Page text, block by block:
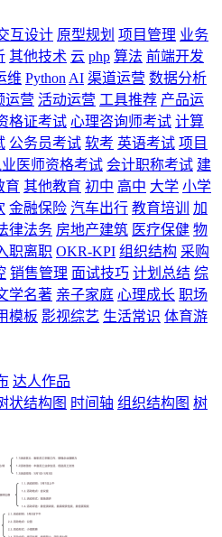
互设计 原型规划 项目管理 业务
其他技术 云 php 算法 前端开发
维 Python AI 渠道运营 数据分析
运营 活动运营 工具推荐 产品运
格证考试 心理咨询师考试 计算
公务员考试 软考 英语考试 项目
医师资格考试 会计职称考试 建
育 其他教育 初中 高中 大学 小学
金融保险 汽车出行 教育培训
加
律法务 房地产建筑 医疗保健 物
职离职 OKR-KPI 组织结构 采购
销售管理 面试技巧 计划总结 综
学名著 亲子家庭 心理成长 职场
模板 影视综艺 生活常识 体育游
达人作品
状结构图 时间轴 组织结构图 树